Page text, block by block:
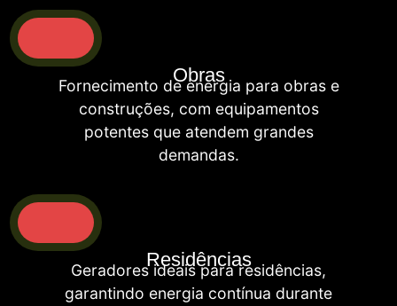
Obras
Fornecimento de energia para obras e
construções, com equipamentos
potentes que atendem grandes
demandas.
Residências
Geradores ideais para residências,
garantindo energia contínua durante